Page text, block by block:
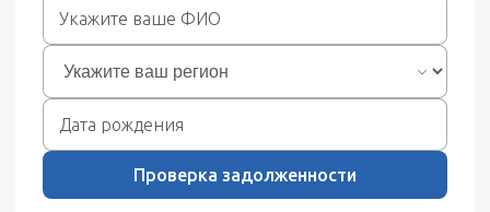
Проверка задолженности